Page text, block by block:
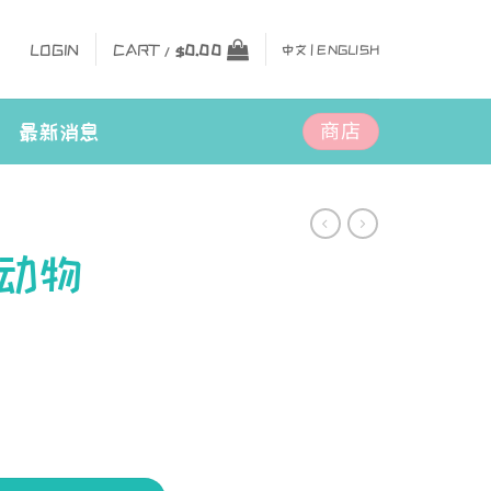
LOGIN CART / $0.00 中文 | ENGLISH
最新消息 商店
物